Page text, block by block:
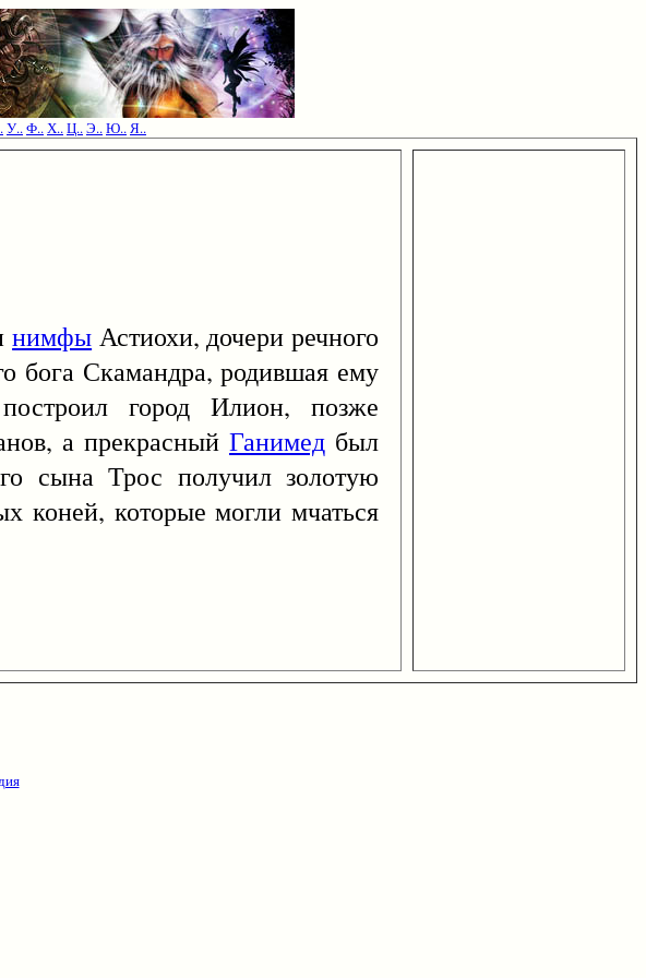
У..Ф..Х..Ц..Э..Ю..Я..
нимфы Астиохи, дочери речного
бога Скамандра, родившая ему
город Илион, позже
а прекрасный Ганимед был
сына Трос получил золотую
коней, которые могли мчаться